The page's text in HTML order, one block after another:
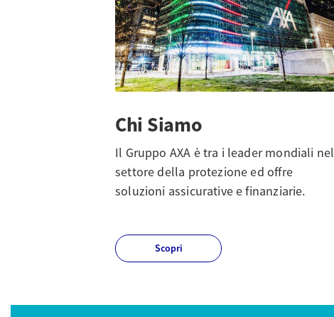
Chi Siamo
Il Gruppo AXA è tra i leader mondiali nel
settore della protezione ed offre
soluzioni assicurative e finanziarie.
Scopri